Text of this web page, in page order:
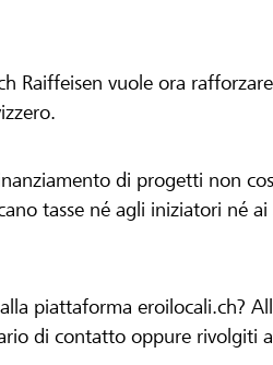
Raiffeisen vuole ora
di progetti non
tasse né agli iniziatori né
piattaforma eroilocali.ch?
di contatto oppure rivolgiti